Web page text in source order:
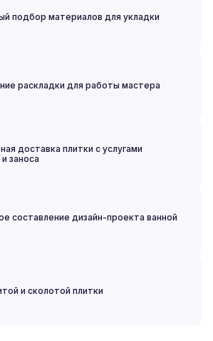
подбор материалов для укладки
раскладки для работы мастера
доставка плитки с услугами
заноса
составление дизайн-проекта ванной
и сколотой плитки